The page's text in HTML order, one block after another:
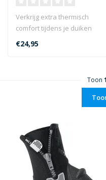
Verkrijg extra thermisch
comfort tijdens je duiken
met onze Ultra Skin sokken.
€24,95
Toon 1